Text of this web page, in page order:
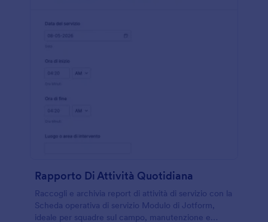
Rapporto Di Attività Quotidiana
Raccogli e archivia report di attività di servizio con la
Scheda operativa di servizio Modulo di Jotform,
ideale per squadre sul campo, manutenzione e